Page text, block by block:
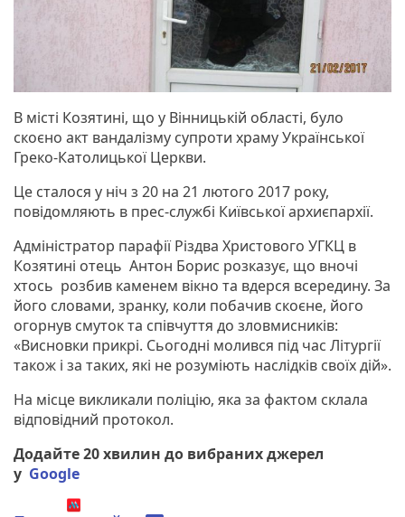
В місті Козятині, що у Вінницькій області, було
скоєно акт вандалізму супроти храму Української
Греко-Католицької Церкви.
Це сталося у ніч з 20 на 21 лютого 2017 року,
повідомляють в прес-службі Київської архиєпархії.
Адміністратор парафії Різдва Христового УГКЦ в
Козятині отець Антон Борис розказує, що вночі
хтось розбив каменем вікно та вдерся всередину. За
його словами, зранку, коли побачив скоєне, його
огорнув смуток та співчуття до зловмисників:
«Висновки прикрі. Сьогодні молився під час Літургії
також і за таких, які не розуміють наслідків своїх дій».
На місце викликали поліцію, яка за фактом склала
відповідний протокол.
Додайте 20 хвилин до вибраних джерел
у Google